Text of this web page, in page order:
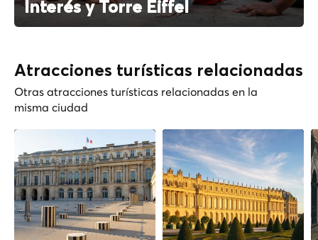
Interés y Torre Eiffel
Atracciones turísticas relacionadas
Otras atracciones turísticas relacionadas en la
misma ciudad